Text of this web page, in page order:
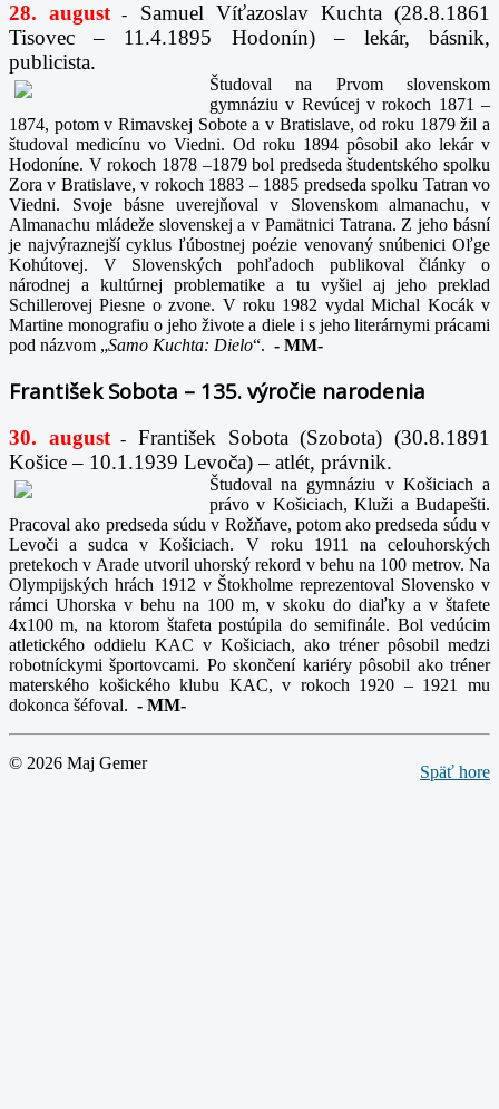
28. august -
Samuel Víťazoslav Kuchta (28.8.1861
Tisovec – 11.4.1895 Hodonín) – lekár, básnik,
publicista.
Študoval na Prvom slovenskom
gymnáziu v Revúcej v rokoch 1871 –
1874, potom v Rimavskej Sobote a v Bratislave, od roku 1879 žil a
študoval medicínu vo Viedni. Od roku 1894 pôsobil ako lekár v
Hodoníne. V rokoch 1878 –1879 bol predseda študentského spolku
Zora v Bratislave, v rokoch 1883 – 1885 predseda spolku Tatran vo
Viedni. Svoje básne uverejňoval v Slovenskom almanachu, v
Almanachu mládeže slovenskej a v Pamätnici Tatrana. Z jeho básní
je najvýraznejší cyklus ľúbostnej poézie venovaný snúbenici Oľge
Kohútovej. V Slovenských pohľadoch publikoval články o
národnej a kultúrnej problematike a tu vyšiel aj jeho preklad
Schillerovej Piesne o zvone. V roku 1982 vydal Michal Kocák v
Martine monografiu o jeho živote a diele i s jeho literárnymi prácami
pod názvom „Samo Kuchta: Dielo“. - MM-
František Sobota – 135. výročie narodenia
30. august-
František Sobota (Szobota) (30.8.1891
Košice – 10.1.1939 Levoča) – atlét, právnik.
Študoval na gymnáziu v Košiciach a
právo v Košiciach, Kluži a Budapešti.
Pracoval ako predseda súdu v Rožňave, potom ako predseda súdu v
Levoči a sudca v Košiciach. V roku 1911 na celouhorských
pretekoch v Arade utvoril uhorský rekord v behu na 100 metrov. Na
Olympijských hrách 1912 v Štokholme reprezentoval Slovensko v
rámci Uhorska v behu na 100 m, v skoku do diaľky a v štafete
4x100 m, na ktorom štafeta postúpila do semifinále. Bol vedúcim
atletického oddielu KAC v Košiciach, ako tréner pôsobil medzi
robotníckymi športovcami. Po skončení kariéry pôsobil ako tréner
materského košického klubu KAC, v rokoch 1920 – 1921 mu
dokonca šéfoval. - MM-
Späť hore
© 2026 Maj Gemer